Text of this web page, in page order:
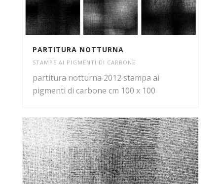
PARTITURA NOTTURNA
STAMPE AI PIGMENTI DI CARBONE
partitura notturna 2012 stampa ai
pigmenti di carbone cm 100 x 100